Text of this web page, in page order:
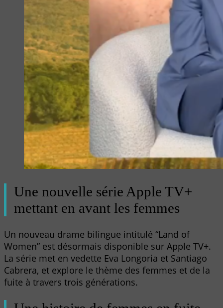
Une nouvelle série Apple TV+
mettant en avant les femmes
Un nouveau drame bilingue intitulé “Land of
Women” est désormais disponible sur Apple TV+.
La série met en vedette Eva Longoria et Santiago
Cabrera, et explore le thème des femmes et de la
fuite à travers trois générations.